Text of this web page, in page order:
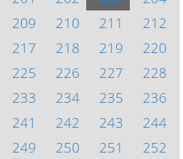
209 210 211
212
217 218 219
220
225 226 227
228
233 234 235
236
241 242 243
244
249 250 251
252